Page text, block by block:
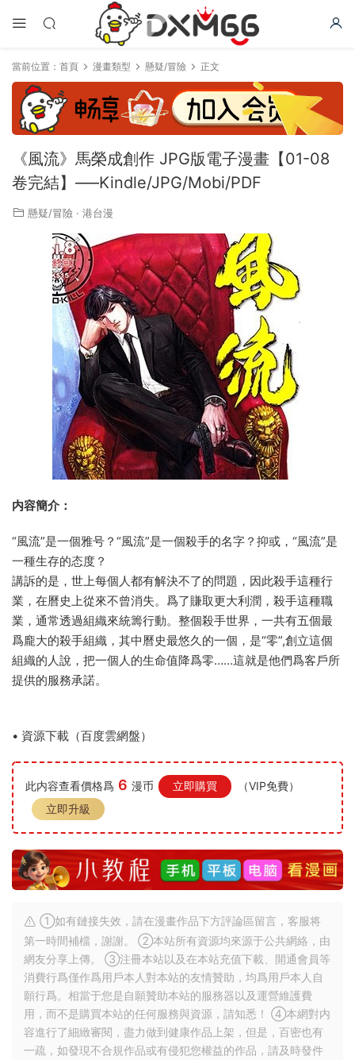
當前位置： 首頁 漫畫類型 懸疑/冒險 正文
《風流》馬榮成創作 JPG版電子漫畫【01-08
卷完結】—–Kindle/JPG/Mobi/PDF
懸疑/冒險 · 港台漫
内容簡介：
“風流”是一個雅号？“風流”是一個殺手的名字？抑或，“風流”是
一種生存的态度？
講訴的是，世上每個人都有解決不了的問題，因此殺手這種行
業，在曆史上從來不曾消失。爲了賺取更大利潤，殺手這種職
業，通常透過組織來統籌行動。整個殺手世界，一共有五個最
爲龐大的殺手組織，其中曆史最悠久的一個，是“零”,創立這個
組織的人說，把一個人的生命值降爲零……這就是他們爲客戶所
提供的服務承諾。
• 資源下載（百度雲網盤）
此内容查看價格爲 6 漫币 立即購買
（VIP免費）
立即升級
①如有鏈接失效，請在漫畫作品下方評論區留言，客服将
第一時間補檔，謝謝。 ②本站所有資源均來源于公共網絡，由
網友分享上傳。 ③注冊本站以及在本站充值下載、開通會員等
消費行爲僅作爲用戶本人對本站的友情贊助，均爲用戶本人自
願行爲。相當于您是自願贊助本站的服務器以及運營維護費
用，而不是購買本站的任何服務與資源，請知悉！ ④本網對内
容進行了細緻審閱，盡力做到健康作品上架，但是，百密也有
一疏，如發現不合規作品或有侵犯您權益的作品，請及時發件